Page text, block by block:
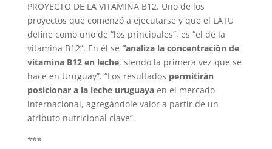
PROYECTO DE LA VITAMINA B12. Uno de los
proyectos que comenzó a ejecutarse y que el LATU
define como uno de “los principales”, es “el de la
vitamina B12”. En él se “analiza la concentración de
vitamina B12 en leche, siendo la primera vez que se
hace en Uruguay”. “Los resultados permitirán
posicionar a la leche uruguayaen el mercado
internacional, agregándole valor a partir de un
atributo nutricional clave”.
***